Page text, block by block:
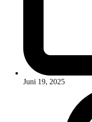
Juni 19, 2025